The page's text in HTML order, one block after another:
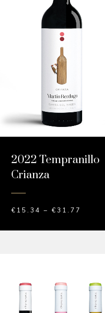
2022 Tempranillo
Crianza
€ 15.34 – € 31.77